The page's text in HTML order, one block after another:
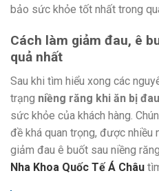
bảo sức khỏe tốt nhất trong
Cách làm giảm đau, ê
quả nhất
Sau khi tìm hiểu xong các
trạng niềng răng khi ăn bị
sức khỏe của khách hàng.
đề khá quan trọng, được nhiều
giảm đau ê buốt sau niềng
Nha Khoa Quốc Tế Á Châu